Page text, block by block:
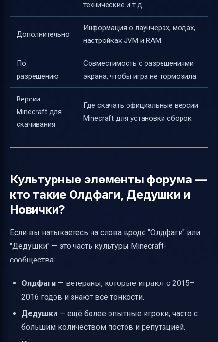
технические и т.д.
Дополнительно
Информация о лаунчерах, модах,
настройках JVM и RAM
По
разрешению
Совместимость с разрешениями
экрана, чтобы игра не тормозила
Версии
Minecraft для
скачивания
Где скачать официальные версии
Minecraft для установки сборок
Культурные элементы форума —
кто такие Олдфаги, Дедушки и
Новички?
Если вы натыкаетесь на слова вроде "Олдфаги" или
"Дедушки" — это часть культуры Minecraft-
сообщества:
Олдфаги — ветераны, которые играют с 2015–
2016 годов и знают все тонкости.
Дедушки — ещё более опытные игроки, часто с
большим количеством постов и репутацией.